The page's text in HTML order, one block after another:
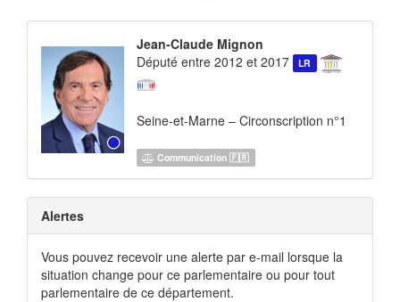
Jean-Claude Mignon
Député entre 2012 et 2017
LR
Seine-et-Marne – Circonscription n°1
Communication 🇫🇷
Alertes
Vous pouvez recevoir une alerte par e-mail lorsque la
situation change pour ce parlementaire ou pour tout
parlementaire de ce département.